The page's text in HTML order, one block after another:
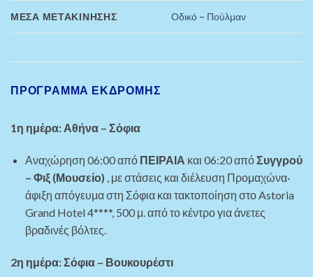
ΜΈΣΑ ΜΕΤΑΚΊΝΗΣΗΣ Οδικό – Πούλμαν
ΠΡΌΓΡΑΜΜΑ ΕΚΔΡΟΜΉΣ
1η ημέρα: Αθήνα – Σόφια
Αναχώρηση 06:00 από ΠΕΙΡΑΙΑ και 06:20 απόΣυγγρού
– Φιξ (Μουσείο) , με στάσεις και διέλευση Προμαχώνα·
άφιξη απόγευμα στη Σόφια και τακτοποίηση στο Astoria
Grand Hotel 4****, 500 μ. από το κέντρο για άνετες
βραδινές βόλτες.
2η ημέρα: Σόφια – Βουκουρέστι